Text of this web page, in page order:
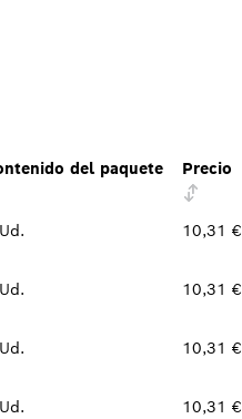
del paquete Precio
10,31 €
10,31 €
10,31 €
10,31 €